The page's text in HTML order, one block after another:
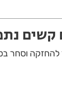
וסחר